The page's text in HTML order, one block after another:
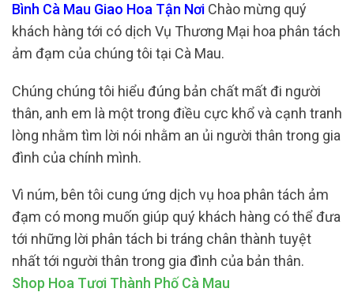
Bình Cà Mau Giao Hoa Tận Nơi Chào mừng quý
khách hàng tới có dịch Vụ Thương Mại hoa phân tách
ảm đạm của chúng tôi tại Cà Mau.
Chúng chúng tôi hiểu đúng bản chất mất đi người
thân, anh em là một trong điều cực khổ và cạnh tranh
lòng nhằm tìm lời nói nhằm an ủi người thân trong gia
đình của chính mình.
Vì núm, bên tôi cung ứng dịch vụ hoa phân tách ảm
đạm có mong muốn giúp quý khách hàng có thể đưa
tới những lời phân tách bi tráng chân thành tuyệt
nhất tới người thân trong gia đình của bản thân.
Shop Hoa Tươi Thành Phố Cà Mau